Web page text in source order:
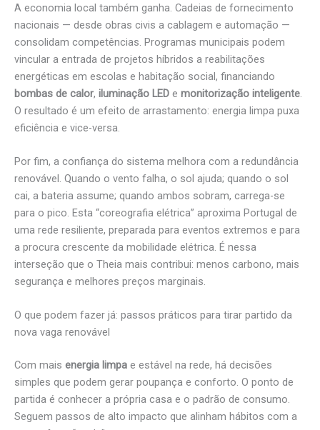
A economia local também ganha. Cadeias de fornecimento
nacionais — desde obras civis a cablagem e automação —
consolidam competências. Programas municipais podem
vincular a entrada de projetos híbridos a reabilitações
energéticas em escolas e habitação social, financiando
bombas de calor, iluminação LED e monitorização inteligente
O resultado é um efeito de arrastamento: energia limpa puxa
eficiência e vice-versa.
Por fim, a confiança do sistema melhora com a redundância
renovável. Quando o vento falha, o sol ajuda; quando o sol
cai, a bateria assume; quando ambos sobram, carrega-se
para o pico. Esta “coreografia elétrica” aproxima Portugal de
uma rede resiliente, preparada para eventos extremos e para
a procura crescente da mobilidade elétrica. É nessa
interseção que o Theia mais contribui: menos carbono, mais
segurança e melhores preços marginais.
O que podem fazer já: passos práticos para tirar partido da
nova vaga renovável
Com mais energia limpa e estável na rede, há decisões
simples que podem gerar poupança e conforto. O ponto de
partida é conhecer a própria casa e o padrão de consumo.
Seguem passos de alto impacto que alinham hábitos com a